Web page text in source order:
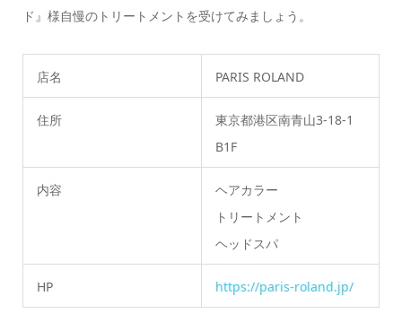
ド』様自慢のトリートメントを受けてみましょう。
店名 PARIS ROLAND
住所
東京都港区南青山3-18-1
B1F
内容
ヘアカラー
トリートメント
ヘッドスパ
HP https://paris-roland.jp/